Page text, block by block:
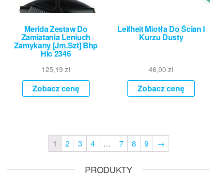
Merida Zestaw Do
Zamiatania Leniuch
Zamykany [Jm.Szt] Bhp
Hic 2346
125,19 zł
Zobacz cenę
Leifheit Miotła Do Ścian I
Kurzu Dusty
46,00zł
Zobacz cenę
1 2 3 4 … 7 8 9 →
PRODUKTY